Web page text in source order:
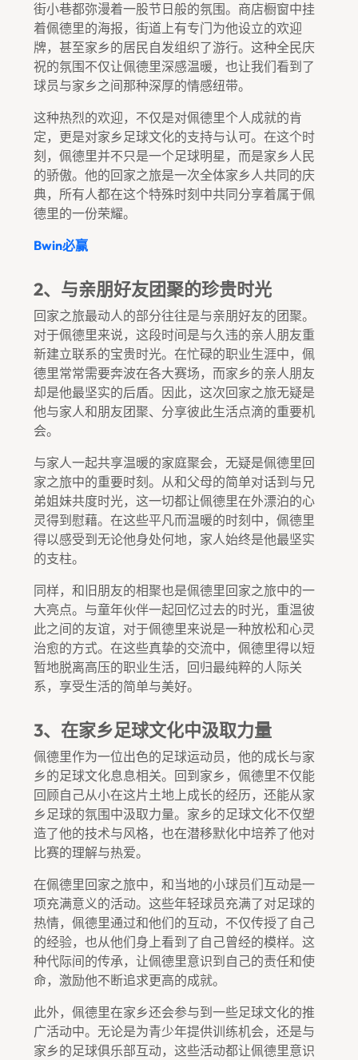
街小巷都弥漫着一股节日般的氛围。商店橱窗中挂
着佩德里的海报，街道上有专门为他设立的欢迎
牌，甚至家乡的居民自发组织了游行。这种全民庆
祝的氛围不仅让佩德里深感温暖，也让我们看到了
球员与家乡之间那种深厚的情感纽带。
这种热烈的欢迎，不仅是对佩德里个人成就的肯
定，更是对家乡足球文化的支持与认可。在这个时
刻，佩德里并不只是一个足球明星，而是家乡人民
的骄傲。他的回家之旅是一次全体家乡人共同的庆
典，所有人都在这个特殊时刻中共同分享着属于佩
德里的一份荣耀。
Bwin必赢
2、与亲朋好友团聚的珍贵时光
回家之旅最动人的部分往往是与亲朋好友的团聚。
对于佩德里来说，这段时间是与久违的亲人朋友重
新建立联系的宝贵时光。在忙碌的职业生涯中，佩
德里常常需要奔波在各大赛场，而家乡的亲人朋友
却是他最坚实的后盾。因此，这次回家之旅无疑是
他与家人和朋友团聚、分享彼此生活点滴的重要机
会。
与家人一起共享温暖的家庭聚会，无疑是佩德里回
家之旅中的重要时刻。从和父母的简单对话到与兄
弟姐妹共度时光，这一切都让佩德里在外漂泊的心
灵得到慰藉。在这些平凡而温暖的时刻中，佩德里
得以感受到无论他身处何地，家人始终是他最坚实
的支柱。
同样，和旧朋友的相聚也是佩德里回家之旅中的一
大亮点。与童年伙伴一起回忆过去的时光，重温彼
此之间的友谊，对于佩德里来说是一种放松和心灵
治愈的方式。在这些真挚的交流中，佩德里得以短
暂地脱离高压的职业生活，回归最纯粹的人际关
系，享受生活的简单与美好。
3、在家乡足球文化中汲取力量
佩德里作为一位出色的足球运动员，他的成长与家
乡的足球文化息息相关。回到家乡，佩德里不仅能
回顾自己从小在这片土地上成长的经历，还能从家
乡足球的氛围中汲取力量。家乡的足球文化不仅塑
造了他的技术与风格，也在潜移默化中培养了他对
比赛的理解与热爱。
在佩德里回家之旅中，和当地的小球员们互动是一
项充满意义的活动。这些年轻球员充满了对足球的
热情，佩德里通过和他们的互动，不仅传授了自己
的经验，也从他们身上看到了自己曾经的模样。这
种代际间的传承，让佩德里意识到自己的责任和使
命，激励他不断追求更高的成就。
此外，佩德里在家乡还会参与到一些足球文化的推
广活动中。无论是为青少年提供训练机会，还是与
家乡的足球俱乐部互动，这些活动都让佩德里意识